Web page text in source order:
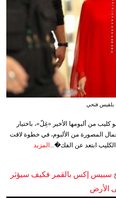
بلقيس فتحي
من ألبومها الأخير «غِلّ»، باختيار
المصورة من الألبوم، في خطوة لاقت
ابتعد عن الفك�...
المزيد
إكس بالقمر فكيف سيؤثر
الأرض